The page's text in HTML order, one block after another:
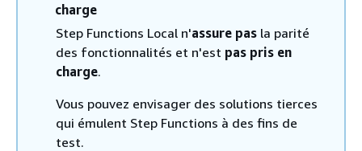
charge
Step Functions Local n'assure pas la parité
des fonctionnalités et n'est pas pris en
charge.
Vous pouvez envisager des solutions tierces
qui émulent Step Functions à des fins de
test.